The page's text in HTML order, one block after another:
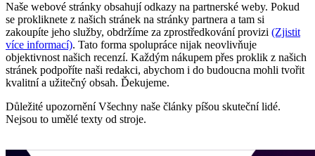
Naše webové stránky obsahují odkazy na partnerské weby. Pokud
se prokliknete z našich stránek na stránky partnera a tam si
zakoupíte jeho služby, obdržíme za zprostředkování provizi (Zjistit
více informací). Tato forma spolupráce nijak neovlivňuje
objektivnost našich recenzí. Každým nákupem přes proklik z našich
stránek podpoříte naši redakci, abychom i do budoucna mohli tvořit
kvalitní a užitečný obsah. Ďekujeme.
Důležité upozorněníVšechny naše články píšou skuteční lidé.
Nejsou to umělé texty od stroje.